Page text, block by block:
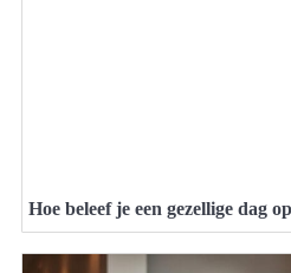
Hoe beleef je een gezellige dag